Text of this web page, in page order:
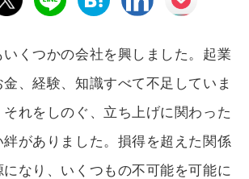
いくつかの会社を興しました。起業
金、経験、知識すべて不足していま
れをしのぐ、立ち上げに関わった
がありました。損得を超えた関係
なり、いくつもの不可能を可能に